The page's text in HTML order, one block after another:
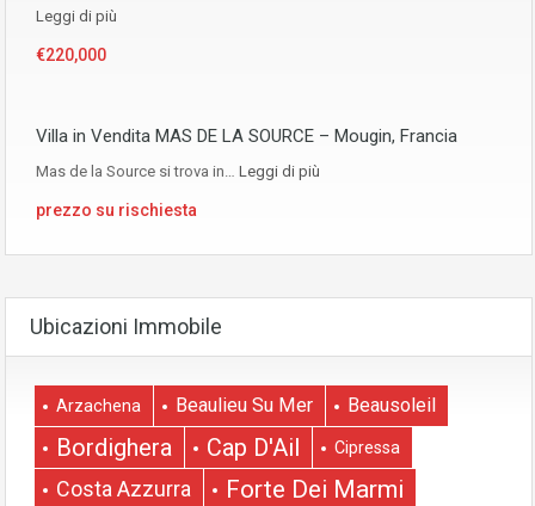
Leggi di più
€220,000
Villa in Vendita MAS DE LA SOURCE – Mougin, Francia
Mas de la Source si trova in… Leggi di più
prezzo su rischiesta
Ubicazioni Immobile
Arzachena Beaulieu Su Mer Beausoleil
Bordighera Cap D'Ail Cipressa
Costa Azzurra Forte Dei Marmi